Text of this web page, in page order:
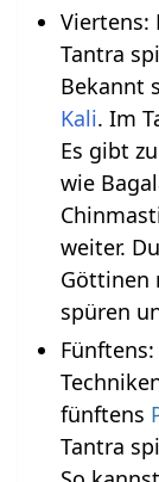
Viertens:
Tantra
Bekannt
Kali. Im
Es gibt
wie
weiter.
Göttinen
spüren
fünftens
Tantra